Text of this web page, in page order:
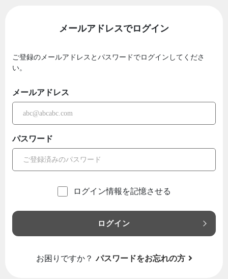
メールアドレスでログイン
ご登録のメールアドレスとパスワードでログインしてくださ
い。
メールアドレス
パスワード
ログイン情報を記憶させる
ログイン
お困りですか？ パスワードをお忘れの方